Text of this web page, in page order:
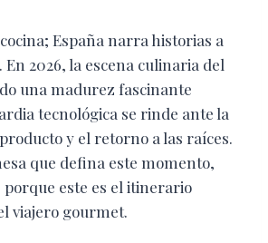
España narra historias a
2026, la escena culinaria del
una madurez fascinante
tecnológica se rinde ante la
y el retorno a las raíces.
que defina este momento,
porque este es el itinerario
viajero gourmet.